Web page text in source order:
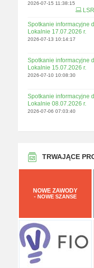
2026-07-15 11:38:15
Spotkanie informacyjne
Lokalnie 17.07.2026 r.
2026-07-13 10:14:17
Spotkanie informacyjne
Lokalnie 15.07.2026 r.
2026-07-10 10:08:30
Spotkanie informacyjne
Lokalnie 08.07.2026 r.
2026-07-06 07:03:40
TRWAJĄCE
NOWE ZAWODY
- NOWE SZANSE